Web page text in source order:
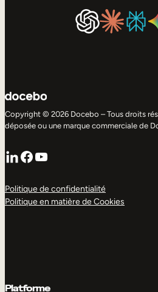
Copyright © 2026 Docebo – Tous droits
déposée ou une marque commerciale de
LinkedIn
Facebook
YouTube
Politique de confidentialité
Politique en matière de Cookies
Platforme